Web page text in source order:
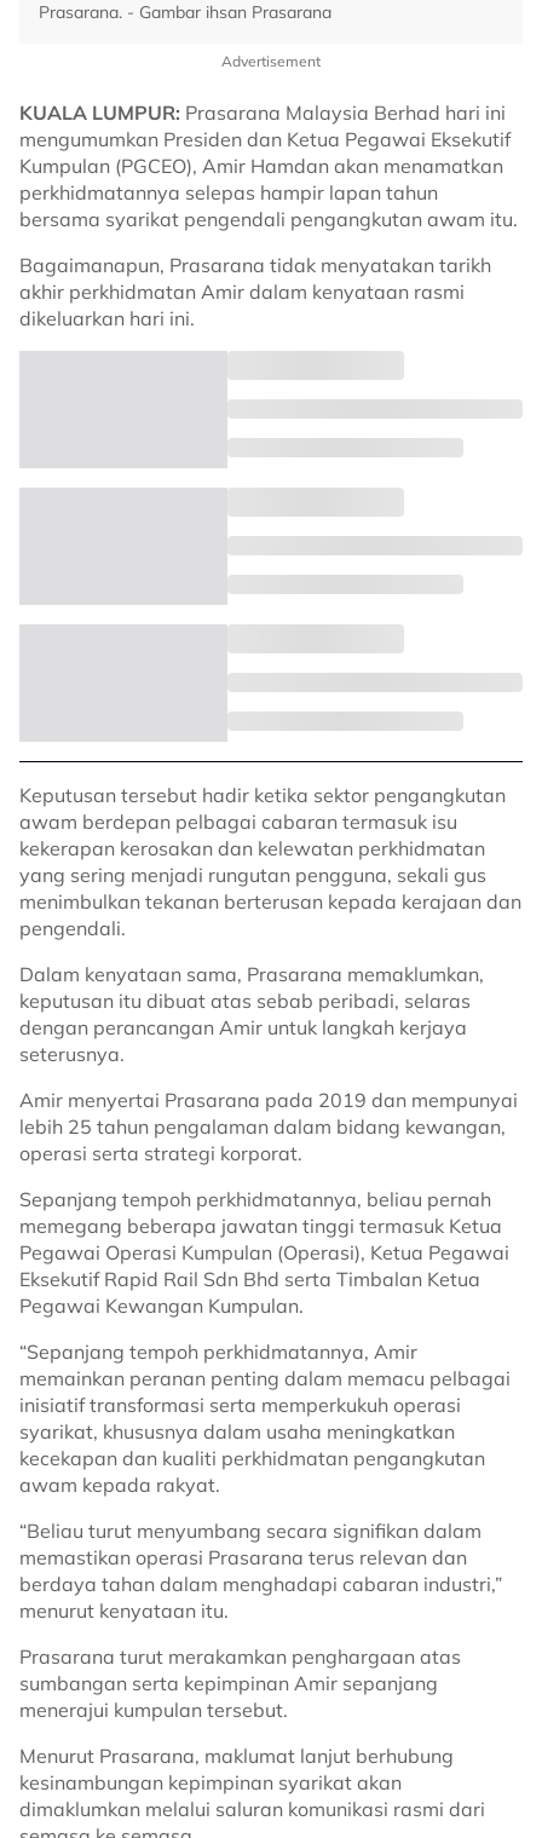
Prasarana. - Gambar ihsan Prasarana
Advertisement
KUALA LUMPUR: Prasarana Malaysia Berhad hari ini
mengumumkan Presiden dan Ketua Pegawai Eksekutif
Kumpulan (PGCEO), Amir Hamdan akan menamatkan
perkhidmatannya selepas hampir lapan tahun
bersama syarikat pengendali pengangkutan awam itu.
Bagaimanapun, Prasarana tidak menyatakan tarikh
akhir perkhidmatan Amir dalam kenyataan rasmi
dikeluarkan hari ini.
Keputusan tersebut hadir ketika sektor pengangkutan
awam berdepan pelbagai cabaran termasuk isu
kekerapan kerosakan dan kelewatan perkhidmatan
yang sering menjadi rungutan pengguna, sekali gus
menimbulkan tekanan berterusan kepada kerajaan dan
pengendali.
Dalam kenyataan sama, Prasarana memaklumkan,
keputusan itu dibuat atas sebab peribadi, selaras
dengan perancangan Amir untuk langkah kerjaya
seterusnya.
Amir menyertai Prasarana pada 2019 dan mempunyai
lebih 25 tahun pengalaman dalam bidang kewangan,
operasi serta strategi korporat.
Sepanjang tempoh perkhidmatannya, beliau pernah
memegang beberapa jawatan tinggi termasuk Ketua
Pegawai Operasi Kumpulan (Operasi), Ketua Pegawai
Eksekutif Rapid Rail Sdn Bhd serta Timbalan Ketua
Pegawai Kewangan Kumpulan.
“Sepanjang tempoh perkhidmatannya, Amir
memainkan peranan penting dalam memacu pelbagai
inisiatif transformasi serta memperkukuh operasi
syarikat, khususnya dalam usaha meningkatkan
kecekapan dan kualiti perkhidmatan pengangkutan
awam kepada rakyat.
“Beliau turut menyumbang secara signifikan dalam
memastikan operasi Prasarana terus relevan dan
berdaya tahan dalam menghadapi cabaran industri,”
menurut kenyataan itu.
Prasarana turut merakamkan penghargaan atas
sumbangan serta kepimpinan Amir sepanjang
menerajui kumpulan tersebut.
Menurut Prasarana, maklumat lanjut berhubung
kesinambungan kepimpinan syarikat akan
dimaklumkan melalui saluran komunikasi rasmi dari